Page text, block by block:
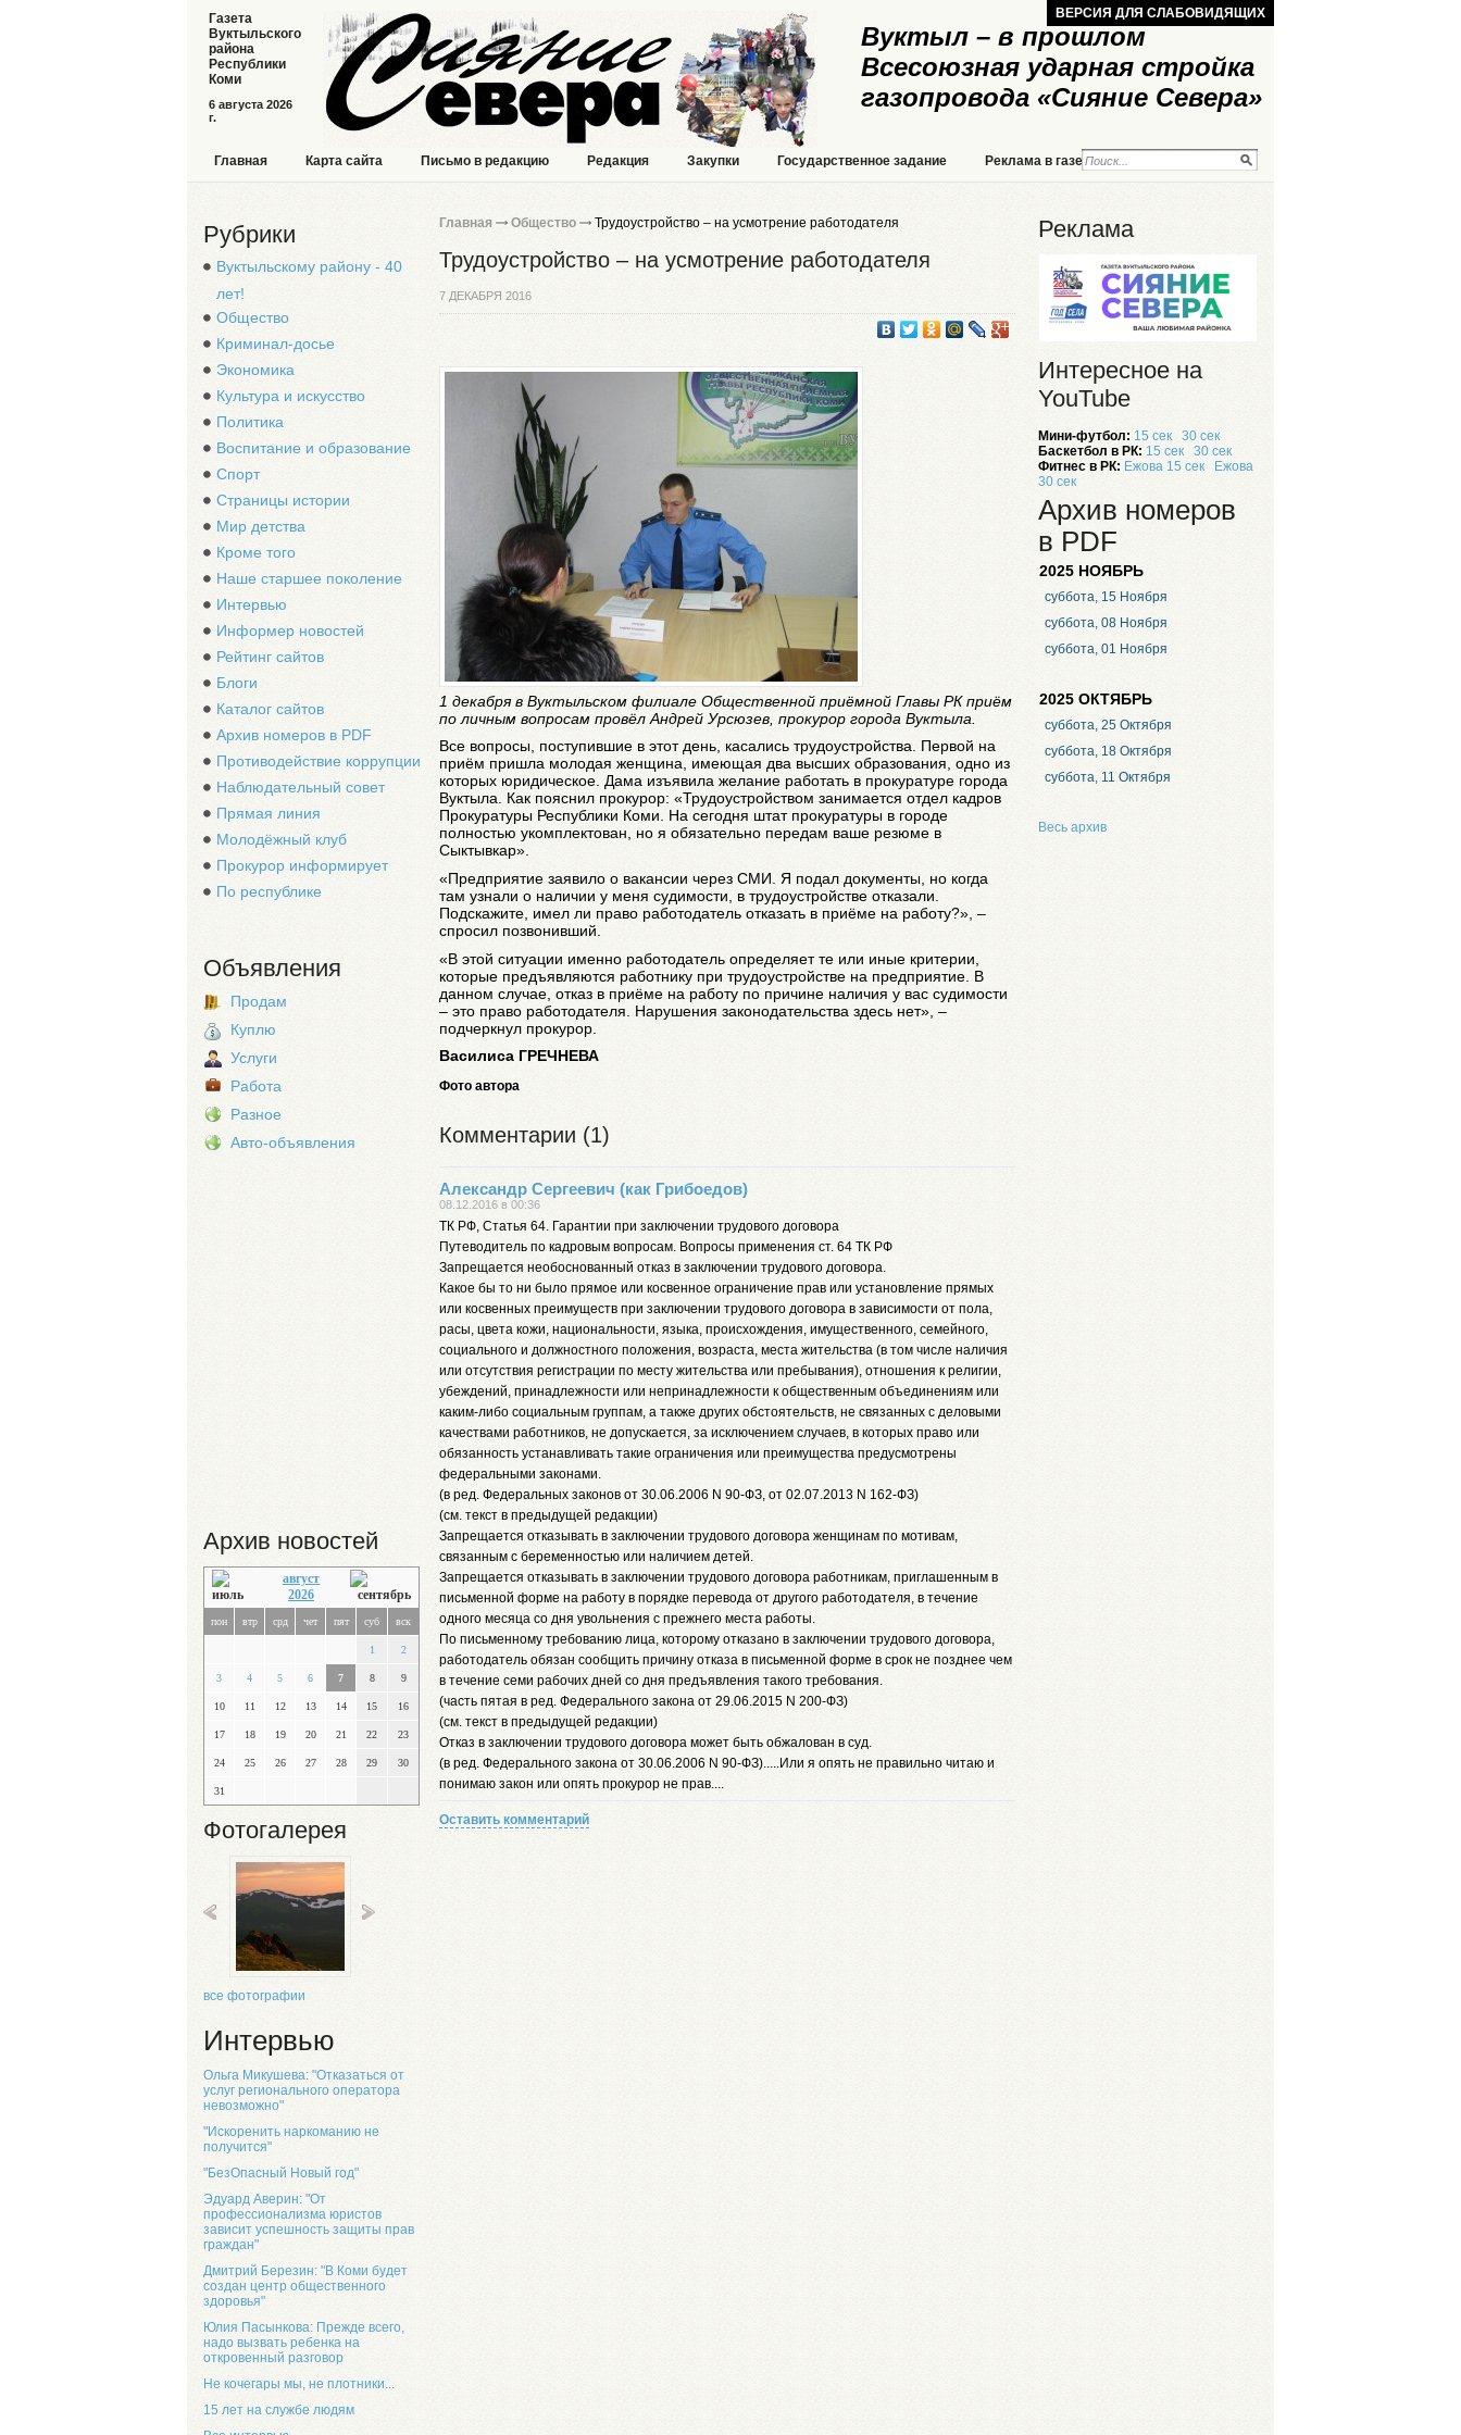
Вуктыл – в прошлом
Всесоюзная ударная стройка
газопровода «Сияние Севера»
6 августа 2026
г.
Газета
Вуктыльского
района
Республики
Коми
ВЕРСИЯ ДЛЯ СЛАБОВИДЯЩИХ
Главная Карта сайта Письмо в редакцию Редакция Закупки Государственное задание Реклама в газете Реклама на сайте
Рубрики
Вуктыльскому району - 40
лет!
Общество
Криминал-досье
Экономика
Культура и искусство
Политика
Воспитание и образование
Спорт
Страницы истории
Мир детства
Кроме того
Наше старшее поколение
Интервью
Информер новостей
Рейтинг сайтов
Блоги
Каталог сайтов
Архив номеров в PDF
Противодействие коррупции
Наблюдательный совет
Прямая линия
Молодёжный клуб
Прокурор информирует
По республике
Объявления
Продам
Куплю
Услуги
Работа
Разное
Авто-объявления
Архив новостей
август
2026
пон втр срд чет пят суб вск
1 2
3 4 5 6 7 8 9
10 11 12 13 14 15 16
17 18 19 20 21 22 23
24 25 26 27 28 29 30
31
Фотогалерея
все фотографии
Интервью
Ольга Микушева: "Отказаться от
услуг регионального оператора
невозможно"
"Искоренить наркоманию не
получится"
"БезОпасный Новый год"
Эдуард Аверин: "От
профессионализма юристов
зависит успешность защиты прав
граждан"
Дмитрий Березин: "В Коми будет
создан центр общественного
здоровья"
Юлия Пасынкова: Прежде всего,
надо вызвать ребенка на
откровенный разговор
Не кочегары мы, не плотники...
15 лет на службе людям
Главная Общество Трудоустройство – на усмотрение работодателя
Трудоустройство – на усмотрение работодателя
7 ДЕКАБРЯ 2016
1 декабря в Вуктыльском филиале Общественной приёмной Главы РК приём
по личным вопросам провёл Андрей Урсюзев, прокурор города Вуктыла.
Все вопросы, поступившие в этот день, касались трудоустройства. Первой на
приём пришла молодая женщина, имеющая два высших образования, одно из
которых юридическое. Дама изъявила желание работать в прокуратуре города
Вуктыла. Как пояснил прокурор: «Трудоустройством занимается отдел кадров
Прокуратуры Республики Коми. На сегодня штат прокуратуры в городе
полностью укомплектован, но я обязательно передам ваше резюме в
Сыктывкар».
«Предприятие заявило о вакансии через СМИ. Я подал документы, но когда
там узнали о наличии у меня судимости, в трудоустройстве отказали.
Подскажите, имел ли право работодатель отказать в приёме на работу?», –
спросил позвонивший.
«В этой ситуации именно работодатель определяет те или иные критерии,
которые предъявляются работнику при трудоустройстве на предприятие. В
данном случае, отказ в приёме на работу по причине наличия у вас судимости
– это право работодателя. Нарушения законодательства здесь нет», –
подчеркнул прокурор.
Василиса ГРЕЧНЕВА
Фото автора
Комментарии (1)
Александр Сергеевич (как Грибоедов)
08.12.2016 в 00:36
ТК РФ, Статья 64. Гарантии при заключении трудового договора
Путеводитель по кадровым вопросам. Вопросы применения ст. 64 ТК РФ
Запрещается необоснованный отказ в заключении трудового договора.
Какое бы то ни было прямое или косвенное ограничение прав или установление прямых
или косвенных преимуществ при заключении трудового договора в зависимости от пола,
расы, цвета кожи, национальности, языка, происхождения, имущественного, семейного,
социального и должностного положения, возраста, места жительства (в том числе наличия
или отсутствия регистрации по месту жительства или пребывания), отношения к религии,
убеждений, принадлежности или непринадлежности к общественным объединениям или
каким-либо социальным группам, а также других обстоятельств, не связанных с деловыми
качествами работников, не допускается, за исключением случаев, в которых право или
обязанность устанавливать такие ограничения или преимущества предусмотрены
федеральными законами.
(в ред. Федеральных законов от 30.06.2006 N 90-ФЗ, от 02.07.2013 N 162-ФЗ)
(см. текст в предыдущей редакции)
Запрещается отказывать в заключении трудового договора женщинам по мотивам,
связанным с беременностью или наличием детей.
Запрещается отказывать в заключении трудового договора работникам, приглашенным в
письменной форме на работу в порядке перевода от другого работодателя, в течение
одного месяца со дня увольнения с прежнего места работы.
По письменному требованию лица, которому отказано в заключении трудового договора,
работодатель обязан сообщить причину отказа в письменной форме в срок не позднее чем
в течение семи рабочих дней со дня предъявления такого требования.
(часть пятая в ред. Федерального закона от 29.06.2015 N 200-ФЗ)
(см. текст в предыдущей редакции)
Отказ в заключении трудового договора может быть обжалован в суд.
(в ред. Федерального закона от 30.06.2006 N 90-ФЗ).....Или я опять не правильно читаю и
понимаю закон или опять прокурор не прав....
Оставить комментарий
Реклама
Интересное на
YouTube
Мини-футбол: 15 сек
30 сек
Баскетбол в РК: 15 сек
30 сек
Фитнес в РК: Ежова 15 сек
Ежова
30 сек
Архив номеров
в PDF
2025 НОЯБРЬ
суббота, 15 Ноября
суббота, 08 Ноября
суббота, 01 Ноября
2025 ОКТЯБРЬ
суббота, 25 Октября
суббота, 18 Октября
суббота, 11 Октября
Весь архив